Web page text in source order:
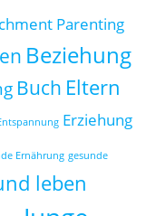
Parenting
Beziehung
Buch Eltern
Erziehung
Ernährung gesunde
leben